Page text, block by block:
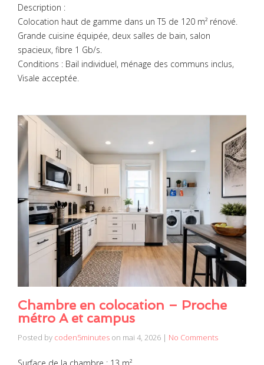
Description :
Colocation haut de gamme dans un T5 de 120 m² rénové.
Grande cuisine équipée, deux salles de bain, salon
spacieux, fibre 1 Gb/s.
Conditions : Bail individuel, ménage des communs inclus,
Visale acceptée.
Chambre en colocation – Proche
métro A et campus
Posted by coden5minutes on mai 4, 2026 | No Comments